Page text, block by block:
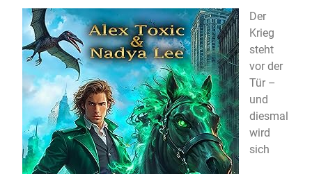
Der
Krieg
steht
vor der
Tür –
und
diesmal
wird
sich